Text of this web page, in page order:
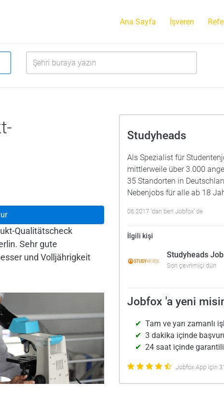
Ana Sayfa İşveren
Qualitätscheck
Sehr gute
und Volljährigkeit
Studyheads
Als Spezialist für
mittlerweile über 3.000
35 Standorten in
Nebenjobs für alle ab 18
06.2017 'dan beri Jobfox' de
İlgili kişi
Studyheads
Son çevrimiçi dün
Jobfox 'a yeni
Tam ve yarı zamanlı
3 dakika içinde
24 saat içinde
Jobfox App için